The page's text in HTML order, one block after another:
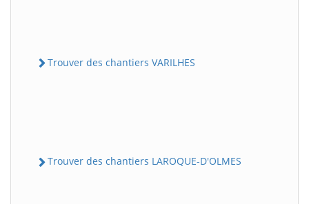
Trouver des chantiers VARILHES
Trouver des chantiers LAROQUE-D'OLMES